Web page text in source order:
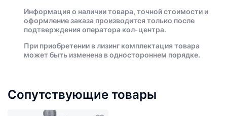
Информация о наличии товара, точной стоимости и
оформление заказа производится только после
подтверждения оператора кол-центра.
При приобретении в лизинг комплектация товара
может быть изменена в одностороннем порядке.
Сопутствующие товары